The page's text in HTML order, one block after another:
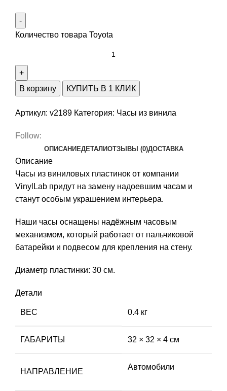
Количество товара Toyota
В корзину КУПИТЬ В 1 КЛИК
Артикул: v2189 Категория: Часы из винила
Follow:
ОПИСАНИЕДЕТАЛИОТЗЫВЫ (0)ДОСТАВКА
Описание
Часы из виниловых пластинок от компании
VinylLab придут на замену надоевшим часам и
станут особым украшением интерьера.
Наши часы оснащены надёжным часовым
механизмом, который работает от пальчиковой
батарейки и подвесом для крепления на стену.
Диаметр пластинки: 30 см.
Детали
ВЕС 0.4 кг
ГАБАРИТЫ 32 × 32 × 4 см
НАПРАВЛЕНИЕ
Автомобили